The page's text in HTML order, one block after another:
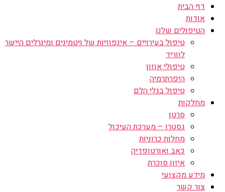
דף הבית
אודות
הטיפולים שלנו
טיפול בעירויים – אינפוזיות של ויטמינים ומינרלים היישר
לווריד
טיפולי אוזון
היפרתרמיה
טיפול בגלי הלם
מחלקות
סרטן
גסטרו – מערכת העיכול
מחלות כרוניות
כאב ואורטופדיה
איזון סוכרת
מידע מקצועי
צור קשר